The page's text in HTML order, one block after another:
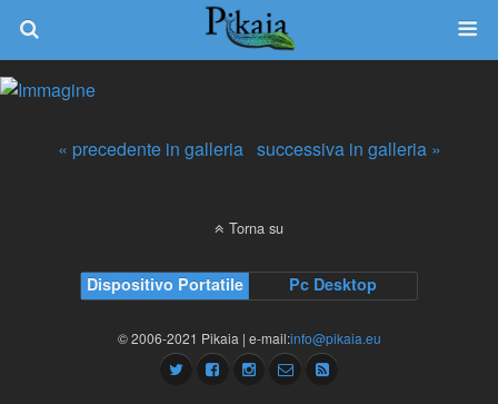
« precedente in galleria successiva in galleria »
Torna su
Dispositivo Portatile Pc Desktop
© 2006-2021 Pikaia | e-mail:info@pikaia.eu